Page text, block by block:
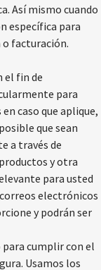
Así mismo cuando
específica para
facturación.
el fin de
para
caso que aplique,
que sean
a través de
y otra
para usted
electrónicos
y podrán ser
cumplir con el
Usamos los